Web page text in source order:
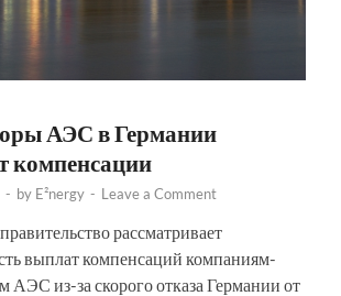
АЭС в Германии
компенсации
- by E²nergy - Leave a Comment
рассматривает
выплат компенсаций компаниям-
АЭС из-за скорого отказа Германии от